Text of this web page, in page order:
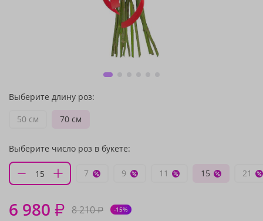
Выберите длину роз:
50 см
70 см
Выберите число роз в букете:
7 9 11 15 21
6 980 ₽ 8 210₽ -15%